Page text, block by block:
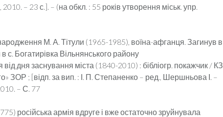
– 23 с.]. – (на обкл. : 55 років утворення міськ. упр.
М. А. Тітули (1965-1985), воїна-афганця. Загинув в
с. Богатирівка Вільнянського району
від дня заснування міста (1840-2010) : бібліогр. покажчик / КЗ
ЗОР ; [відп. за вип. : І. П. Степаненко – ред., Шершньова І. –
– С. 77
російська армія вдруге і вже остаточно зруйнувала